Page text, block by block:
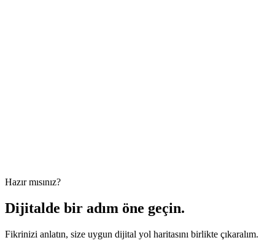
Hazır mısınız?
Dijitalde bir adım öne geçin.
Fikrinizi anlatın, size uygun dijital yol haritasını birlikte çıkaralım.